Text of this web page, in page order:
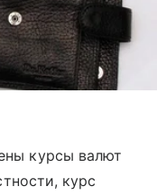
курсы валют
курс